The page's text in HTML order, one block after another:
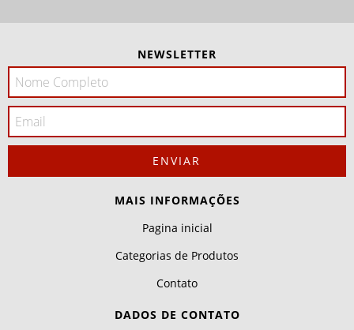
NEWSLETTER
MAIS INFORMAÇÕES
Pagina inicial
Categorias de Produtos
Contato
DADOS DE CONTATO